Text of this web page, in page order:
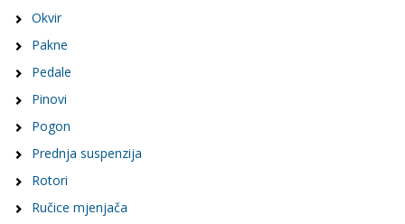
Okvir
Pakne
Pedale
Pinovi
Pogon
Prednja suspenzija
Rotori
Ručice mjenjača